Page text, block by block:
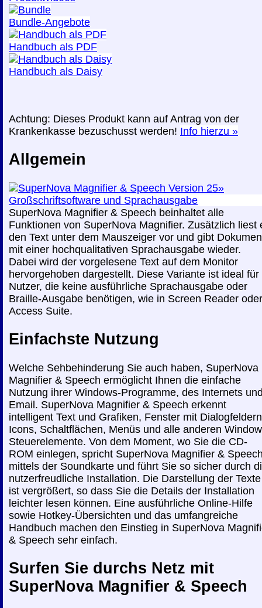
Bundle-Angebote
Handbuch als PDF
Handbuch als Daisy
Achtung: Dieses Produkt kann auf Antrag von der
Krankenkasse bezuschusst werden! Info hierzu »
Allgemein
SuperNova Magnifier & Speech beinhaltet alle
Funktionen von SuperNova Magnifier. Zusätzlich liest
den Text unter dem Mauszeiger vor und gibt
mit einer hochqualitativen Sprachausgabe wieder.
Dabei wird der vorgelesene Text auf dem Monitor
hervorgehoben dargestellt. Diese Variante ist ideal für
Nutzer, die keine ausführliche Sprachausgabe oder
Braille-Ausgabe benötigen, wie in Screen Reader oder
Access Suite.
Einfachste Nutzung
Welche Sehbehinderung Sie auch haben, SuperNova
Magnifier & Speech ermöglicht Ihnen die einfache
Nutzung ihrer Windows-Programme, des Internets
Email. SuperNova Magnifier & Speech erkennt
intelligent Text und Grafiken, Fenster mit
Icons, Schaltflächen, Menüs und alle anderen
Steuerelemente. Von dem Moment, wo Sie die CD-
ROM einlegen, spricht SuperNova Magnifier &
mittels der Soundkarte und führt Sie so sicher durch
nutzerfreudliche Installation. Die Darstellung der Texte
ist vergrößert, so dass Sie die Details der Installation
leichter lesen können. Eine ausführliche Online-Hilfe
sowie Hotkey-Übersichten und das umfangreiche
Handbuch machen den Einstieg in SuperNova
& Speech sehr einfach.
Surfen Sie durchs Netz mit
SuperNova Magnifier & Speech